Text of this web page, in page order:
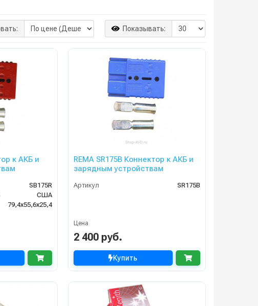
Показывать:
к АКБ и
SB175R
США
79,4х55,6х25,4
REMA SR175B Коннектор к АКБ и
зарядным устройствам
Артикул SR175B
Цена
2 400 руб.
Купить